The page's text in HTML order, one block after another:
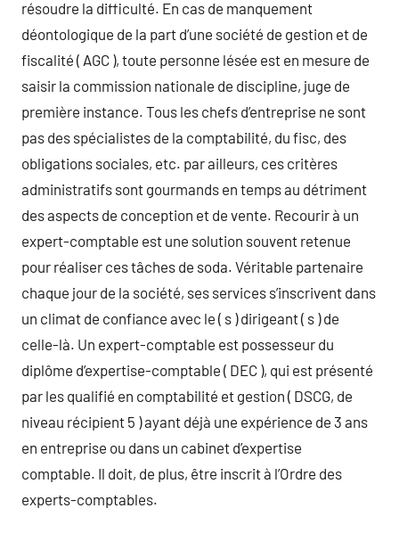
résoudre la difficulté. En cas de manquement
déontologique de la part d’une société de gestion et de
fiscalité ( AGC ), toute personne lésée est en mesure de
saisir la commission nationale de discipline, juge de
première instance. Tous les chefs d’entreprise ne sont
pas des spécialistes de la comptabilité, du fisc, des
obligations sociales, etc. par ailleurs, ces critères
administratifs sont gourmands en temps au détriment
des aspects de conception et de vente. Recourir à un
expert-comptable est une solution souvent retenue
pour réaliser ces tâches de soda. Véritable partenaire
chaque jour de la société, ses services s’inscrivent dans
un climat de confiance avec le ( s ) dirigeant ( s ) de
celle-là. Un expert-comptable est possesseur du
diplôme d’expertise-comptable ( DEC ), qui est présenté
par les qualifié en comptabilité et gestion ( DSCG, de
niveau récipient 5 ) ayant déjà une expérience de 3 ans
en entreprise ou dans un cabinet d’expertise
comptable. Il doit, de plus, être inscrit à l’Ordre des
experts-comptables.